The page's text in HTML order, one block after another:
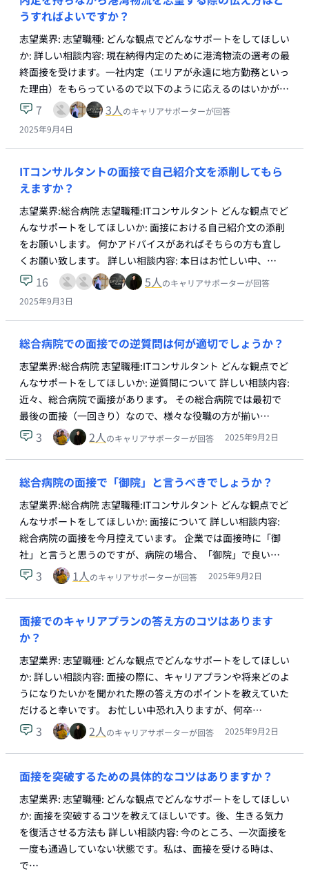
うすればよいですか？
志望業界: 志望職種: どんな観点でどんなサポートをしてほしい
か: 詳しい相談内容: 現在納得内定のために港湾物流の選考の最
終面接を受けます。一社内定（エリアが永遠に地方勤務といっ
た理由）をもらっているので以下のように応えるのはいかが…
7 3人のキャリアサポーターが回答
2025年9月4日
ITコンサルタントの面接で自己紹介文を添削してもら
えますか？
志望業界:総合病院 志望職種:ITコンサルタント どんな観点でど
んなサポートをしてほしいか: 面接における自己紹介文の添削
をお願いします。 何かアドバイスがあればそちらの方も宜し
くお願い致します。 詳しい相談内容: 本日はお忙しい中、…
16 5人のキャリアサポーターが回答
2025年9月3日
総合病院での面接での逆質問は何が適切でしょうか？
志望業界:総合病院 志望職種:ITコンサルタント どんな観点でど
んなサポートをしてほしいか: 逆質問について 詳しい相談内容:
近々、総合病院で面接があります。 その総合病院では最初で
最後の面接（一回きり）なので、様々な役職の方が揃い…
3 2人のキャリアサポーターが回答 2025年9月2日
総合病院の面接で「御院」と言うべきでしょうか？
志望業界:総合病院 志望職種:ITコンサルタント どんな観点でど
んなサポートをしてほしいか: 面接について 詳しい相談内容:
総合病院の面接を今月控えています。 企業では面接時に「御
社」と言うと思うのですが、病院の場合、「御院」で良い…
3 1人のキャリアサポーターが回答 2025年9月2日
面接でのキャリアプランの答え方のコツはあります
か？
志望業界: 志望職種: どんな観点でどんなサポートをしてほしい
か: 詳しい相談内容: 面接の際に、キャリアプランや将来どのよ
うになりたいかを聞かれた際の答え方のポイントを教えていた
だけると幸いです。 お忙しい中恐れ入りますが、何卒…
3 2人のキャリアサポーターが回答 2025年9月2日
面接を突破するための具体的なコツはありますか？
志望業界: 志望職種: どんな観点でどんなサポートをしてほしい
か: 面接を突破するコツを教えてほしいです。後、生きる気力
を復活させる方法も 詳しい相談内容: 今のところ、一次面接を
一度も通過していない状態です。私は、面接を受ける時は、
で…